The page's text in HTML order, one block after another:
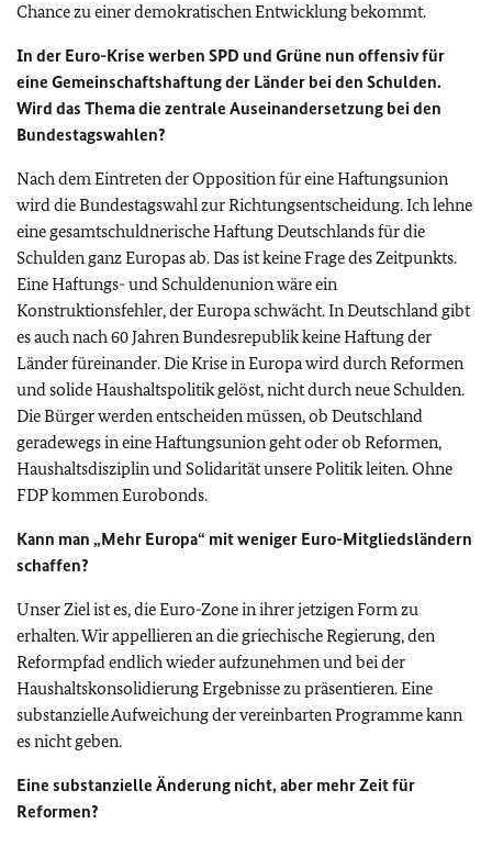
Chance zu einer demokratischen Entwicklung bekommt.
In der Euro-Krise werben SPD und Grüne nun offensiv für
eine Gemeinschaftshaftung der Länder bei den Schulden.
Wird das Thema die zentrale Auseinandersetzung bei den
Bundestagswahlen?
Nach dem Eintreten der Opposition für eine Haftungsunion
wird die Bundestagswahl zur Richtungsentscheidung. Ich lehne
eine gesamtschuldnerische Haftung Deutschlands für die
Schulden ganz Europas ab. Das ist keine Frage des Zeitpunkts.
Eine Haftungs- und Schuldenunion wäre ein
Konstruktionsfehler, der Europa schwächt. In Deutschland gibt
es auch nach 60 Jahren Bundesrepublik keine Haftung der
Länder füreinander. Die Krise in Europa wird durch Reformen
und solide Haushaltspolitik gelöst, nicht durch neue Schulden.
Die Bürger werden entscheiden müssen, ob Deutschland
geradewegs in eine Haftungsunion geht oder ob Reformen,
Haushaltsdisziplin und Solidarität unsere Politik leiten. Ohne
FDP kommen Eurobonds.
Kann man „Mehr Europa“ mit weniger Euro-Mitgliedsländern
schaffen?
Unser Ziel ist es, die Euro-Zone in ihrer jetzigen Form zu
erhalten. Wir appellieren an die griechische Regierung, den
Reformpfad endlich wieder aufzunehmen und bei der
Haushaltskonsolidierung Ergebnisse zu präsentieren. Eine
substanzielle Aufweichung der vereinbarten Programme kann
es nicht geben.
Eine substanzielle Änderung nicht, aber mehr Zeit für
Reformen?